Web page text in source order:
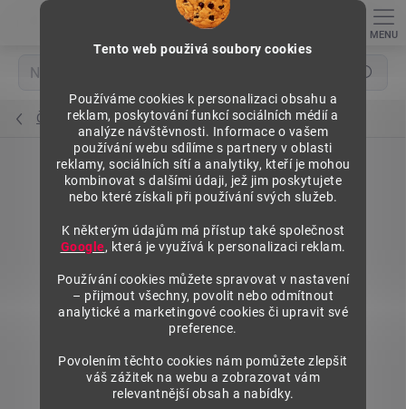
Tento web použivá soubory cookies
Používáme cookies k personalizaci obsahu a
reklam, poskytování funkcí sociálních médií a
analýze návštěvnosti. Informace o vašem
používání webu sdílíme s partnery v oblasti
reklamy, sociálních sítí a analytiky, kteří je mohou
kombinovat s dalšími údaji, jež jim poskytujete
nebo které získali při používání svých služeb.
K některým údajům má přístup také společnost
Google, která je využívá k personalizaci reklam.
Používání cookies můžete spravovat v nastavení
– přijmout všechny, povolit nebo odmítnout
analytické a marketingové cookies či upravit své
preference.
Povolením těchto cookies nám pomůžete zlepšit
váš zážitek na webu a zobrazovat vám
relevantnější obsah a nabídky.
Hledat
Čelní opěry nízké